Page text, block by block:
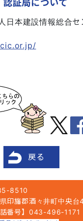
認証局について
日本建設情報総合セ
戻る
8510
印旛郡酒々井町中央台
話番号】043-496-1171